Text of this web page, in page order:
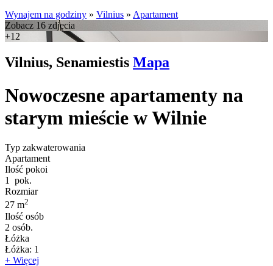
Wynajem na godziny » Vilnius » Apartament
Zobacz 16 zdjęcia
+12
Vilnius, Senamiestis Mapa
Nowoczesne apartamenty na
starym mieście w Wilnie
Typ zakwaterowania
Apartament
Ilość pokoi
1
pok.
Rozmiar
27 m2
Ilość osób
2 osób.
Łóżka
Łóżka: 1
+ Więcej